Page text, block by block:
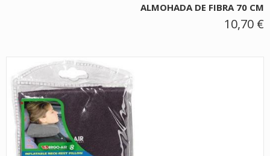
ALMOHADA DE FIBRA 70 CM
10,70 €